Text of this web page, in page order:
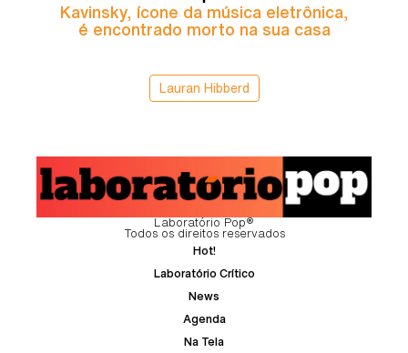
Kavinsky, ícone da música eletrônica,
é encontrado morto na sua casa
Lauran Hibberd
Laboratório Pop®
Todos os direitos reservados
Hot!
Laboratório Crítico
News
Agenda
Na Tela